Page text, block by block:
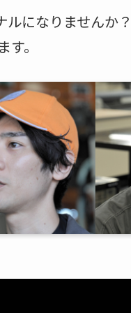
になりませんか？
。